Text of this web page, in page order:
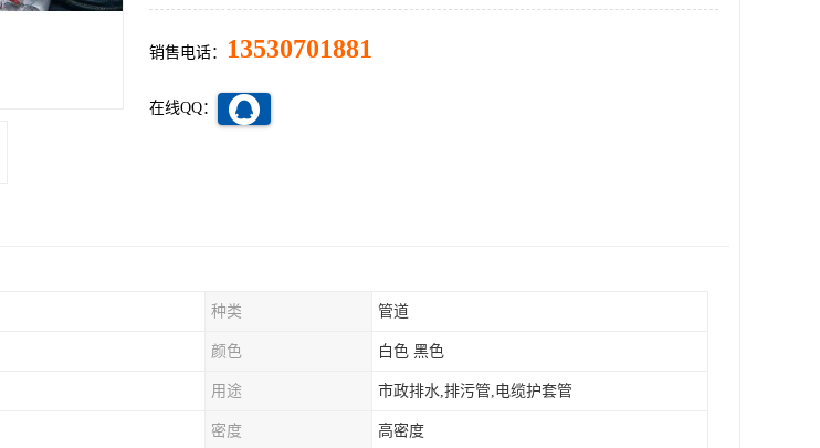
销售电话： 13530701881
在线QQ：
种类 管道
颜色 白色 黑色
用途 市政排水,排污管,电缆护套管
密度 高密度